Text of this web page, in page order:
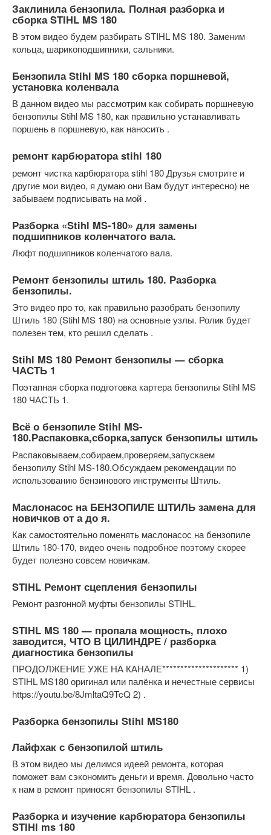
Заклинила бензопила. Полная разборка и
сборка STIHL MS 180
В этом видео будем разбирать STIHL MS 180. Заменим
кольца, шарикоподшипники, сальники.
Бензопила Stihl MS 180 сборка поршневой,
установка коленвала
В данном видео мы рассмотрим как собирать поршневую
бензопилы Stihl MS 180, как правильно устанавливать
поршень в поршневую, как наносить .
ремонт карбюратора stihl 180
ремонт чистка карбюратора stihl 180 Друзья смотрите и
другие мои видео, я думаю они Вам будут интересно) не
забываем подписывать на мой .
Разборка «Stihl MS-180» для замены
подшипников коленчатого вала.
Люфт подшипников коленчатого вала.
Ремонт бензопилы штиль 180. Разборка
бензопилы.
Это видео про то, как правильно разобрать бензопилу
Штиль 180 (Stihl MS 180) на основные узлы. Ролик будет
полезен тем, кто решил сделать .
Stihl MS 180 Ремонт бензопилы — сборка
ЧАСТЬ 1
Поэтапная сборка подготовка картера бензопилы Stihl MS
180 ЧАСТЬ 1.
Всё о бензопиле Stihl MS-
180.Распаковка,сборка,запуск бензопилы штиль
Распаковываем,собираем,проверяем,запускаем
бензопилу Stihl MS-180.Обсуждаем рекомендации по
использованию бензинового инструменты Штиль.
Маслонасос на БЕНЗОПИЛЕ ШТИЛЬ замена для
новичков от а до я.
Как самостоятельно поменять маслонасос на бензопиле
Штиль 180-170, видео очень подробное поэтому скорее
будет полезно совсем новичкам.
STIHL Ремонт сцепления бензопилы
Ремонт разгонной муфты бензопилы STIHL.
STIHL MS 180 — пропала мощность, плохо
заводится, ЧТО В ЦИЛИНДРЕ / разборка
диагностика бензопилы
ПРОДОЛЖЕНИЕ УЖЕ НА КАНАЛЕ********************* 1)
STIHL MS180 оригинал или палёнка и нечестные сервисы
https://youtu.be/8JmltaQ9TcQ 2) .
Разборка бензопилы Stihl MS180
Лайфхак с бензопилой штиль
В этом видео мы делимся идеей ремонта, которая
поможет вам сэкономить деньги и время. Довольно часто
к нам в ремонт приносят бензопилы STIHL .
Разборка и изучение карбюратора бензопилы
STIHl ms 180